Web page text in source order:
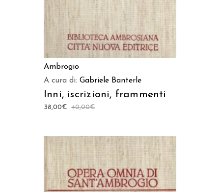
Ambrogio
A cura di: Gabriele Banterle
Inni, iscrizioni, frammenti
40,00€
38,00€